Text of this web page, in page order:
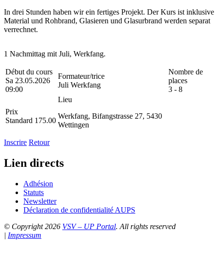
In drei Stunden haben wir ein fertiges Projekt. Der Kurs ist inklusive
Material und Rohbrand, Glasieren und Glasurbrand werden separat
verrechnet.
1 Nachmittag mit Juli, Werkfang.
Début du cours
Sa 23.05.2026
09:00
Formateur/trice
Juli Werkfang
Nombre de
places
3 - 8
Prix
Standard 175.00
Lieu
Werkfang, Bifangstrasse 27, 5430
Wettingen
Inscrire Retour
Lien directs
Adhésion
Statuts
Newsletter
Déclaration de confidentialité AUPS
© Copyright 2026 VSV – UP Portal. All rights reserved
| Impressum